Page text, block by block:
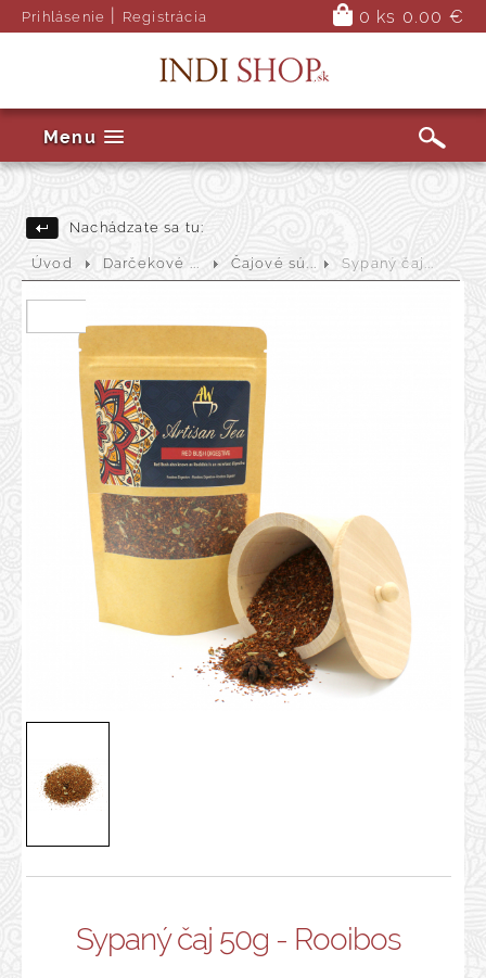
Prihlásenie Registrácia 0 ks 0.00 €
Menu
Nachádzate sa tu:
Úvod Darčekové ... Čajové sú... Sypaný čaj...
Sypaný čaj 50g - Rooibos